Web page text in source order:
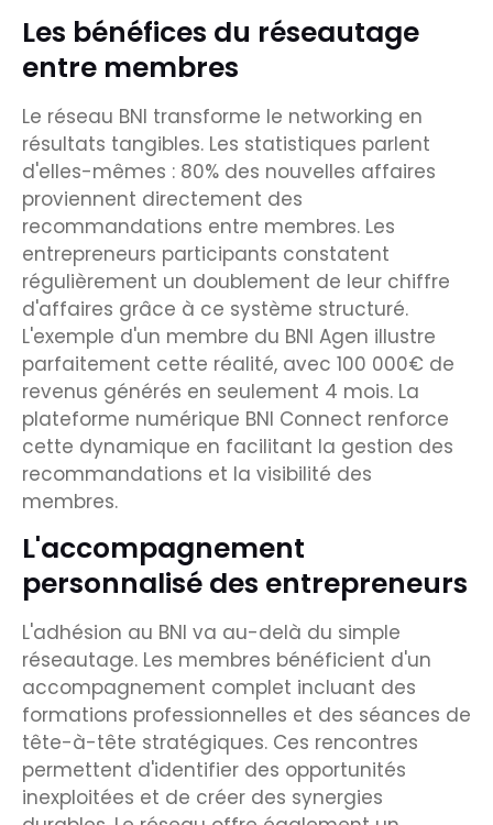
Les bénéfices du réseautage
entre membres
Le réseau BNI transforme le networking en
résultats tangibles. Les statistiques parlent
d'elles-mêmes : 80% des nouvelles affaires
proviennent directement des
recommandations entre membres. Les
entrepreneurs participants constatent
régulièrement un doublement de leur chiffre
d'affaires grâce à ce système structuré.
L'exemple d'un membre du BNI Agen illustre
parfaitement cette réalité, avec 100 000€ de
revenus générés en seulement 4 mois. La
plateforme numérique BNI Connect renforce
cette dynamique en facilitant la gestion des
recommandations et la visibilité des
membres.
L'accompagnement
personnalisé des entrepreneurs
L'adhésion au BNI va au-delà du simple
réseautage. Les membres bénéficient d'un
accompagnement complet incluant des
formations professionnelles et des séances de
tête-à-tête stratégiques. Ces rencontres
permettent d'identifier des opportunités
inexploitées et de créer des synergies